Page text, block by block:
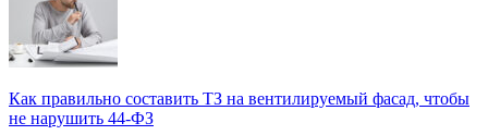
Как правильно составить ТЗ на вентилируемый фасад, чтобы
не нарушить 44-ФЗ